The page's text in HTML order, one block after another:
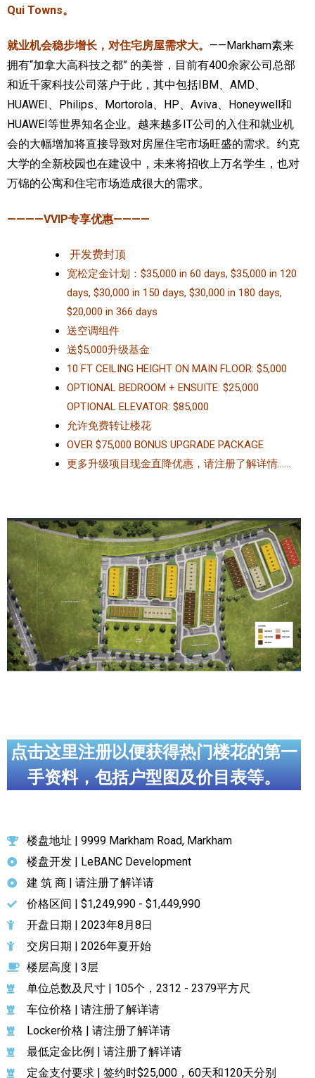
Qui Towns。
就业机会稳步增长，对住宅房屋需求大。 ——Markham素来
拥有“加拿大高科技之都” 的美誉，目前有400余家公司总部
和近千家科技公司落户于此，其中包括IBM、AMD、
HUAWEI、Philips、Mortorola、HP、Aviva、Honeywell和
HUAWEI等世界知名企业。越来越多IT公司的入住和就业机
会的大幅增加将直接导致对房屋住宅市场旺盛的需求。约克
大学的全新校园也在建设中，未来将招收上万名学生，也对
万锦的公寓和住宅市场造成很大的需求。
————VVIP专享优惠————
开发费封顶
宽松定金计划：$35,000 in 60 days, $35,000 in 120
days, $30,000 in 150 days, $30,000 in 180 days,
$20,000 in 366 days
送空调组件
送$5,000升级基金
10 FT CEILING HEIGHT ON MAIN FLOOR: $5,000
OPTIONAL BEDROOM + ENSUITE: $25,000
OPTIONAL ELEVATOR: $85,000
允许免费转让楼花
OVER $75,000 BONUS UPGRADE PACKAGE
更多升级项目现金直降优惠，请注册了解详情……
点击这里注册以便获得热门楼花的第一
手资料，包括户型图及价目表等。
楼盘地址 | 9999 Markham Road, Markham
楼盘开发 | LeBANC Development
建 筑 商 | 请注册了解详请
价格区间 | $1,249,990 - $1,449,990
开盘日期 | 2023年8月8日
交房日期 | 2026年夏开始
楼层高度 | 3层
单位总数及尺寸 | 105个，2312 - 2379平方尺
车位价格 | 请注册了解详请
Locker价格 | 请注册了解详请
最低定金比例 | 请注册了解详请
定金支付要求 | 签约时$25,000，60天和120天分别